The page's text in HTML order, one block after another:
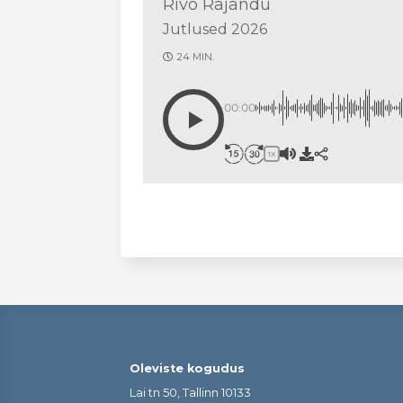
Rivo Rajandu
Jutlused 2026
24 MIN.
00:00
1X
Oleviste kogudus
Lai tn 50, Tallinn 10133